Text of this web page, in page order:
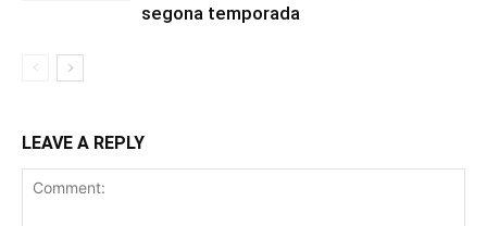
segona temporada
LEAVE A REPLY